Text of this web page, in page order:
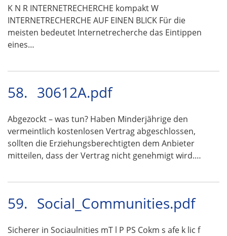
K N R INTERNETRECHERCHE kompakt W
INTERNETRECHERCHE AUF EINEN BLICK Für die
meisten bedeutet Internetrecherche das Eintippen
eines…
58. 30612A.pdf
Abgezockt – was tun? Haben Minderjährige den
vermeintlich kostenlosen Vertrag abgeschlossen,
sollten die Erziehungsberechtigten dem Anbieter
mitteilen, dass der Vertrag nicht genehmigt wird.…
59. Social_Communities.pdf
Sicherer in Sociaulnities mT l P PS Cokm s afe k lic f